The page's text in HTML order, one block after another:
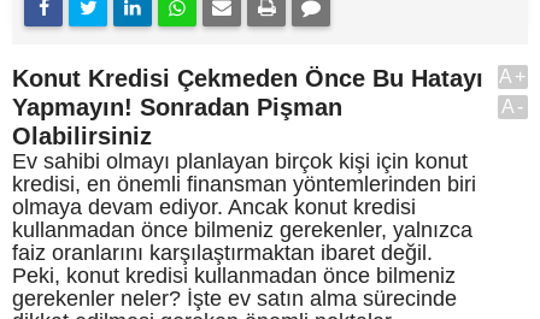
Konut Kredisi Çekmeden Önce Bu Hatayı
Yapmayın! Sonradan Pişman
Olabilirsiniz
Ev sahibi olmayı planlayan birçok kişi için konut
kredisi, en önemli finansman yöntemlerinden biri
olmaya devam ediyor. Ancak konut kredisi
kullanmadan önce bilmeniz gerekenler, yalnızca
faiz oranlarını karşılaştırmaktan ibaret değil.
Peki, konut kredisi kullanmadan önce bilmeniz
gerekenler neler? İşte ev satın alma sürecinde
A+
A-